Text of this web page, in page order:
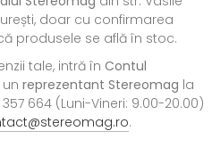
doar cu confirmarea
produsele se află în stoc.
tale, intră în Contul
reprezentant Stereomag la
664 (Luni-Vineri: 9.00-20.00)
.